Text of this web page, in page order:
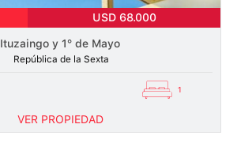
USD 68.000
Ituzaingo y 1° de Mayo
República de la Sexta
1
VER PROPIEDAD